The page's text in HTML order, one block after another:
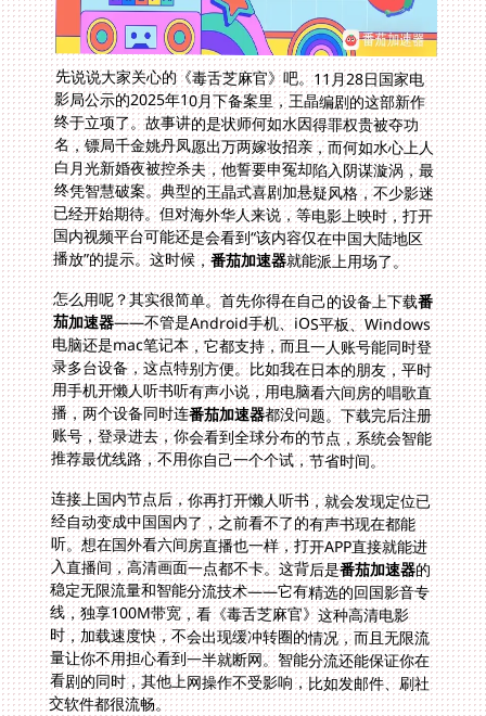
先说说大家关心的《毒舌芝麻官》吧。11月28日国家电
影局公示的2025年10月下备案里，王晶编剧的这部新作
终于立项了。故事讲的是状师何如水因得罪权贵被夺功
名，镖局千金姚丹凤愿出万两嫁妆招亲，而何如水心上人
白月光新婚夜被控杀夫，他誓要申冤却陷入阴谋漩涡，最
终凭智慧破案。典型的王晶式喜剧加悬疑风格，不少影迷
已经开始期待。但对海外华人来说，等电影上映时，打开
国内视频平台可能还是会看到“该内容仅在中国大陆地区
播放”的提示。这时候，番茄加速器就能派上用场了。
怎么用呢？其实很简单。首先你得在自己的设备上下载番
茄加速器——不管是Android手机、iOS平板、Windows
电脑还是mac笔记本，它都支持，而且一人账号能同时登
录多台设备，这点特别方便。比如我在日本的朋友，平时
用手机开懒人听书听有声小说，用电脑看六间房的唱歌直
播，两个设备同时连番茄加速器都没问题。下载完后注册
账号，登录进去，你会看到全球分布的节点，系统会智能
推荐最优线路，不用你自己一个个试，节省时间。
连接上国内节点后，你再打开懒人听书，就会发现定位已
经自动变成中国国内了，之前看不了的有声书现在都能
听。想在国外看六间房直播也一样，打开APP直接就能进
入直播间，高清画面一点都不卡。这背后是番茄加速器的
稳定无限流量和智能分流技术——它有精选的回国影音专
线，独享100M带宽，看《毒舌芝麻官》这种高清电影
时，加载速度快，不会出现缓冲转圈的情况，而且无限流
量让你不用担心看到一半就断网。智能分流还能保证你在
看剧的同时，其他上网操作不受影响，比如发邮件、刷社
交软件都很流畅。